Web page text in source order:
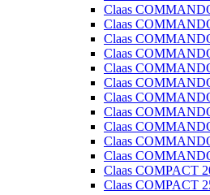
Claas
Claas
Claas
Claas
Claas
Claas
Claas
Claas
Claas
Claas
Claas
Claas COMPACT
Claas COMPACT